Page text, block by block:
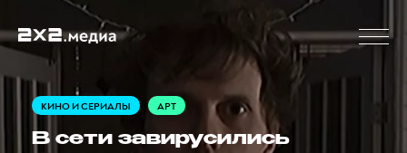
КИНО И СЕРИАЛЫ АРТ
В сети завирусились